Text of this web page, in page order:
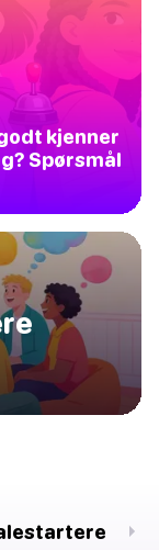
kjenner
Spørsmål